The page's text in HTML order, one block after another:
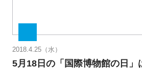
2018.4.25（水）
5月18日の「国際博物館の日」